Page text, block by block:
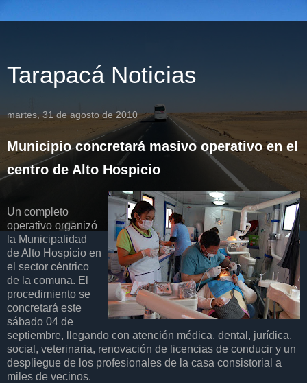
Tarapacá Noticias
martes, 31 de agosto de 2010
Municipio concretará masivo operativo en el
centro de Alto Hospicio
Un completo
operativo organizó
la Municipalidad
de Alto Hospicio en
el sector céntrico
de la comuna. El
procedimiento se
concretará este
sábado 04 de
septiembre, llegando con atención médica, dental, jurídica,
social, veterinaria, renovación de licencias de conducir y un
despliegue de los profesionales de la casa consistorial a
miles de vecinos.